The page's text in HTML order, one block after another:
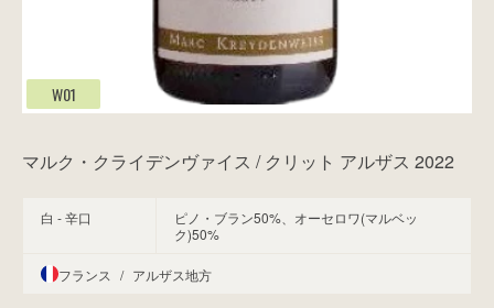
W01
マルク・クライデンヴァイス / クリット アルザス 2022
白 - 辛口
ピノ・ブラン50%、オーセロワ(マルベッ
ク)50%
フランス / アルザス地方